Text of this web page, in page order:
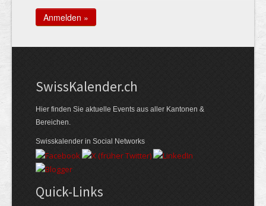
Swiss­Kalender.ch
Hier finden Sie aktuelle Events aus aller Kantonen &
Bereichen.
Swisskalender in Social Networks
Quick-Links